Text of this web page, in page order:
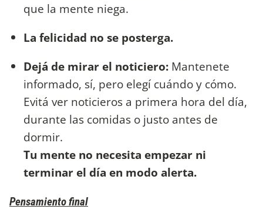
que la mente niega.
La felicidad no se posterga.
Dejá de mirar el noticiero: Mantenete
informado, sí, pero elegí cuándo y cómo.
Evitá ver noticieros a primera hora del día,
durante las comidas o justo antes de
dormir.
Tu mente no necesita empezar ni
terminar el día en modo alerta.
Pensamiento final